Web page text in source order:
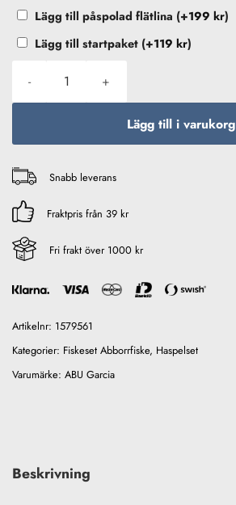
Lägg till påspolad flätlina (+199 kr)
Lägg till startpaket (+119 kr)
Lägg till i varukorg
Snabb leverans
Fraktpris från 39 kr
Fri frakt över 1000 kr
Artikelnr: 1579561
Kategorier: Fiskeset Abborrfiske, Haspelset
Varumärke: ABU Garcia
Beskrivning